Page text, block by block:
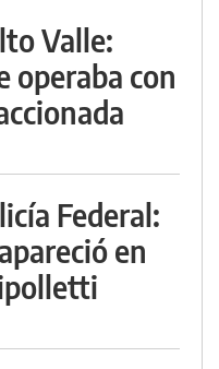
Valle:
operaba con
Federal:
en